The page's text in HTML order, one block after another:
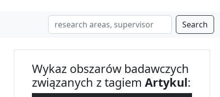
Search
Wykaz obszarów badawczych
związanych z tagiem Artykul: